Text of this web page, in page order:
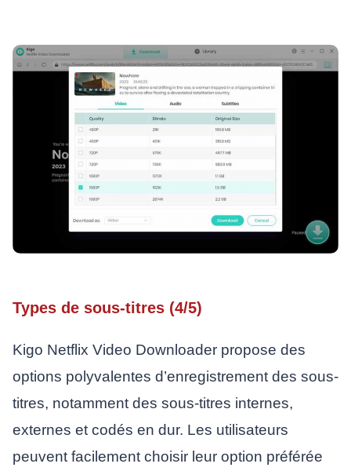
Types de sous-titres (4/5)
Kigo Netflix Video Downloader propose des
options polyvalentes d’enregistrement des sous-
titres, notamment des sous-titres internes,
externes et codés en dur. Les utilisateurs
peuvent facilement choisir leur option préférée